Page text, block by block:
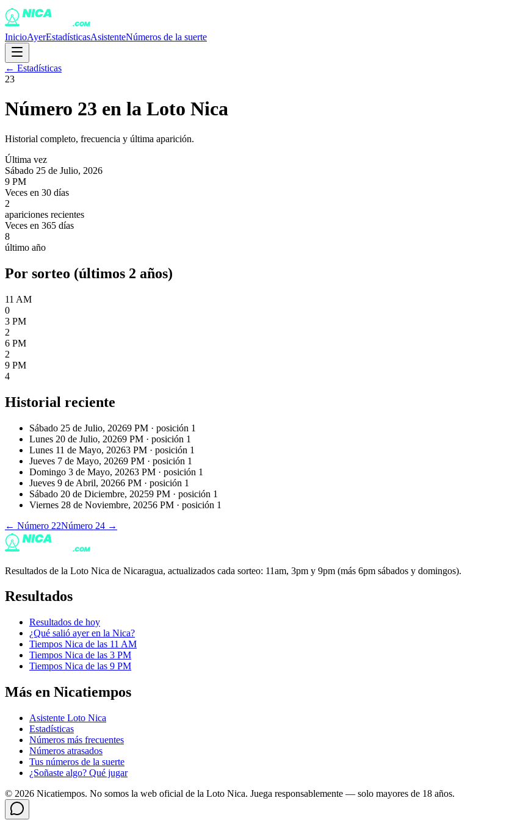
InicioAyerEstadísticasAsistenteNúmeros de la suerte
← Estadísticas
23
Número 23 en la Loto Nica
Historial completo, frecuencia y última aparición.
Última vez
Sábado 25 de Julio, 2026
9 PM
Veces en 30 días
2
apariciones recientes
Veces en 365 días
8
último año
Por sorteo (últimos 2 años)
11 AM
0
3 PM
2
6 PM
2
9 PM
4
Historial reciente
Sábado 25 de Julio, 20269 PM · posición 1
Lunes 20 de Julio, 20269 PM · posición 1
Lunes 11 de Mayo, 20263 PM · posición 1
Jueves 7 de Mayo, 20269 PM · posición 1
Domingo 3 de Mayo, 20263 PM · posición 1
Jueves 9 de Abril, 20266 PM · posición 1
Sábado 20 de Diciembre, 20259 PM · posición 1
Viernes 28 de Noviembre, 20256 PM · posición 1
← Número 22Número 24 →
Resultados de la Loto Nica de Nicaragua, actualizados cada sorteo: 11am, 3pm y 9pm (más 6pm sábados y domingos).
Resultados
Resultados de hoy
¿Qué salió ayer en la Nica?
Tiempos Nica de las 11 AM
Tiempos Nica de las 3 PM
Tiempos Nica de las 9 PM
Más en Nicatiempos
Asistente Loto Nica
Estadísticas
Números más frecuentes
Números atrasados
Tus números de la suerte
¿Soñaste algo? Qué jugar
© 2026 Nicatiempos. No somos la web oficial de la Loto Nica. Juega responsablemente — solo mayores de 18 años.